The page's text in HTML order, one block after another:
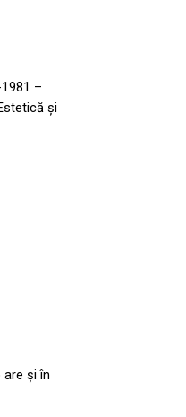
–
şi
şi în